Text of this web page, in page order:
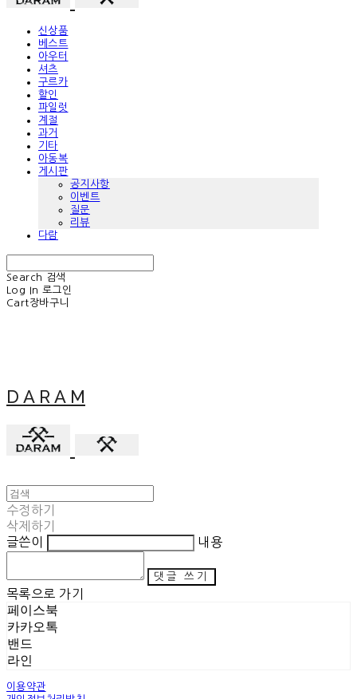
신상품
베스트
아우터
셔츠
구르카
할인
파일럿
계절
과거
기타
아동복
게시판
공지사항
이벤트
질문
리뷰
다람
Search
검색
Log In 로그인
Cart장바구니
D A R A M
수정하기
삭제하기
글쓴이
내용
댓글 쓰기
목록으로 가기
페이스북
카카오톡
밴드
라인
이용약관